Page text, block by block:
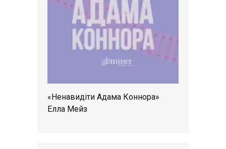
«Ненавидіти Адама Коннора»
Елла Мейз